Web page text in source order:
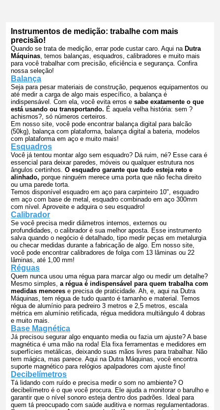
Instrumentos de medição: trabalhe com mais
precisão!
Quando se trata de medição, errar pode custar caro. Aqui na Dutra
Máquinas, temos balanças, esquadros, calibradores e muito mais
para você trabalhar com precisão, eficiência e segurança. Confira
nossa seleção!
Balança
Seja para pesar materiais de construção, pequenos equipamentos ou
até medir a carga de algo mais específico, a balança é
indispensável. Com ela, você evita erros e sabe exatamente o que
está usando ou transportando. É aquela velha história: sem ?
achismos?, só números certeiros.
Em nosso site, você pode encontrar balança digital para balcão
(50kg), balança com plataforma, balança digital a bateria, modelos
com plataforma em aço e muito mais!
Esquadros
Você já tentou montar algo sem esquadro? Dá ruim, né? Esse cara é
essencial para deixar paredes, móveis ou qualquer estrutura nos
ngulos certinhos. O esquadro garante que tudo esteja reto e
alinhado, porque ninguém merece uma porta que não fecha direito
ou uma parede torta.
Temos disponível esquadro em aço para carpinteiro 10", esquadro
em aço com base de metal, esquadro combinado em aço 300mm
com nível. Aproveite e adquira o seu esquadro!
Calibrador
Se você precisa medir diâmetros internos, externos ou
profundidades, o calibrador é sua melhor aposta. Esse instrumento
salva quando o negócio é detalhado, tipo medir peças em metalurgia
ou checar medidas durante a fabricação de algo. Em nosso site,
você pode encontrar calibradores de folga com 13 lâminas ou 22
lâminas, até 1,00 mm!
Réguas
Quem nunca usou uma régua para marcar algo ou medir um detalhe?
Mesmo simples, a régua é indispensável para quem trabalha com
medidas menores e precisa de praticidade. Ah, e, aqui na Dutra
Máquinas, tem régua de tudo quanto é tamanho e material. Temos
régua de alumínio para pedreiro 3 metros e 2,5 metros, escala
métrica em alumínio retificada, régua medidora multiângulo 4 dobras
e muito mais.
Base Magnética
Já precisou segurar algo enquanto media ou fazia um ajuste? A base
magnética é uma mão na roda! Ela fixa ferramentas e medidores em
superfícies metálicas, deixando suas mãos livres para trabalhar. Não
tem mágica, mas parece. Aqui na Dutra Máquinas, você encontra
suporte magnético para relógios apalpadores com ajuste fino!
Decibelímetros
Tá lidando com ruído e precisa medir o som no ambiente? O
decibelímetro é o que você procura. Ele ajuda a monitorar o barulho e
garantir que o nível sonoro esteja dentro dos padrões. Ideal para
quem tá preocupado com saúde auditiva e normas regulamentadoras.